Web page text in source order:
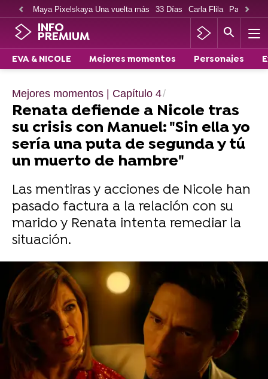
Maya Pixelskaya Una vuelta más 33 Días Carla Flila Paco
INFO
PREMIUM
EVA & NICOLE Mejores momentos Personajes
Mejores momentos | Capítulo 4
Renata defiende a Nicole tras
su crisis con Manuel: "Sin ella yo
sería una puta de segunda y tú
un muerto de hambre"
Las mentiras y acciones de Nicole han
pasado factura a la relación con su
marido y Renata intenta remediar la
situación.
Disfruta del cuarto capítulo de Eva y Nicole
en atresplayer